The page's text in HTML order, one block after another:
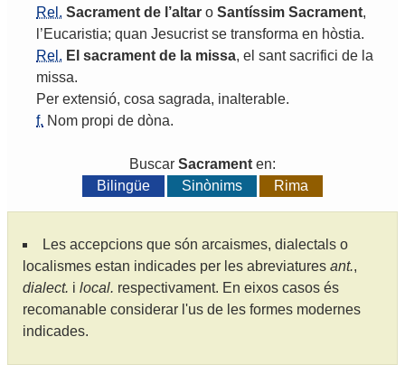
Rel. Sacrament de ’altar o Santíssim Sacrament,
’Eucaristia; quan Jesucrist se transforma en hòstia.
Rel. El sacrament de la missa, el sant sacrifici de la
missa.
Per extensió, cosa sagrada, inalterable.
f. Nom propi de dòna.
Buscar Sacrament en:
Bilingüe
Sinònims Rima
Les accepcions que són arcaismes, dialectals o
localismes estan indicades per les abreviatures ant.,
dialect. i local. respectivament. En eixos casos és
recomanable considerar l'us de les formes modernes
indicades.